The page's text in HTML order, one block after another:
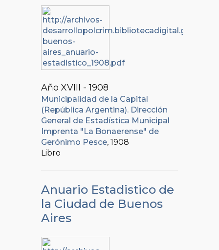
Año XVIII - 1908
Municipalidad de la Capital
(República Argentina). Dirección
General de Estadística Municipal
Imprenta "La Bonaerense" de
Gerónimo Pesce, 1908
Libro
Anuario Estadistico de
la Ciudad de Buenos
Aires